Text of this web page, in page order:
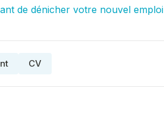
de dénicher votre nouvel emploi
CV